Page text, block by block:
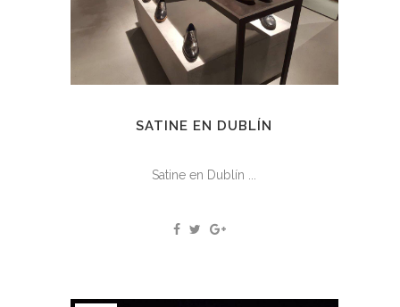
SATINE EN DUBLÍN
Satine en Dublín ...